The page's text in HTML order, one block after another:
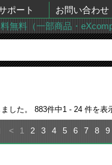
ポート お問い合わせ
無料（一部商品・
した。 883件中1 - 24 件を表
< 1 2 3 4 5 6 7 8 9